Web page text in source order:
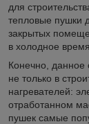
для
тепловые пушки
закрытых
в холодное время
Конечно, данное
не только в
нагревателей:
отработанном
пушек самые